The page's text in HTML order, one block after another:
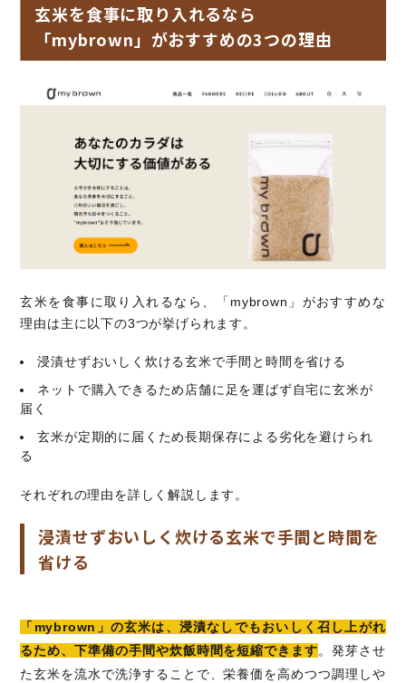
玄米を食事に取り入れるなら
「mybrown」がおすすめの3つの理由
玄米を食事に取り入れるなら、「mybrown」がおすすめな
理由は主に以下の3つが挙げられます。
浸漬せずおいしく炊ける玄米で手間と時間を省ける
ネットで購入できるため店舗に足を運ばず自宅に玄米が
届く
玄米が定期的に届くため長期保存による劣化を避けられ
る
それぞれの理由を詳しく解説します。
浸漬せずおいしく炊ける玄米で手間と時間を
省ける
「mybrown」の玄米は、浸漬なしでもおいしく召し上がれ
るため、下準備の手間や炊飯時間を短縮できます。発芽させ
た玄米を流水で洗浄することで、栄養価を高めつつ調理しや